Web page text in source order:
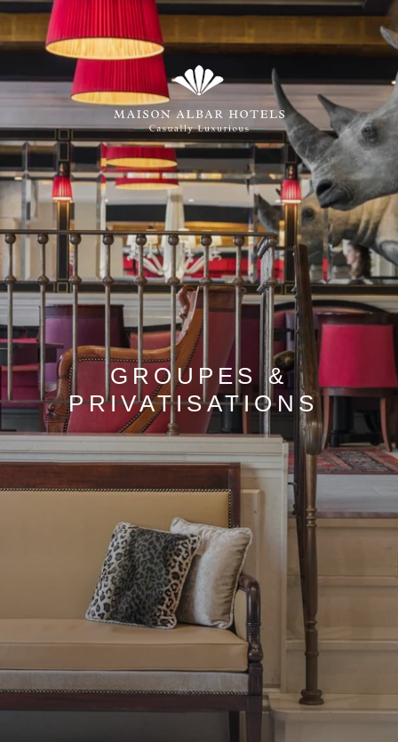
GROUPES &
PRIVATISATIONS